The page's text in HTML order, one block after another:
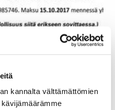
kannalta välttämättömien